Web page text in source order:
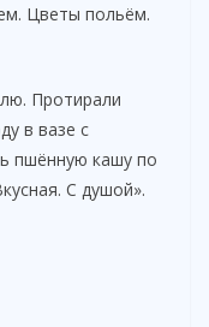
Цветы польём.
Протирали
в вазе с
пшённую кашу по
С душой».